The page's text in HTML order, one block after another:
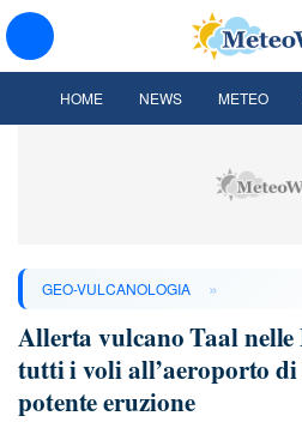
HOME NEWS METEO
GEO-VULCANOLOGIA »
Allerta vulcano Taal nelle
tutti i voli all’aeroporto
potente eruzione